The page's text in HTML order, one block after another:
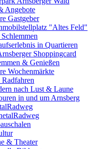
Angebote
Gastgeber
"Altes Feld"
in Quartieren
Shoppingcard
& Genießen
Wochenmärkte
nach Lust & Laune
in und um Arnsberg
& Theater